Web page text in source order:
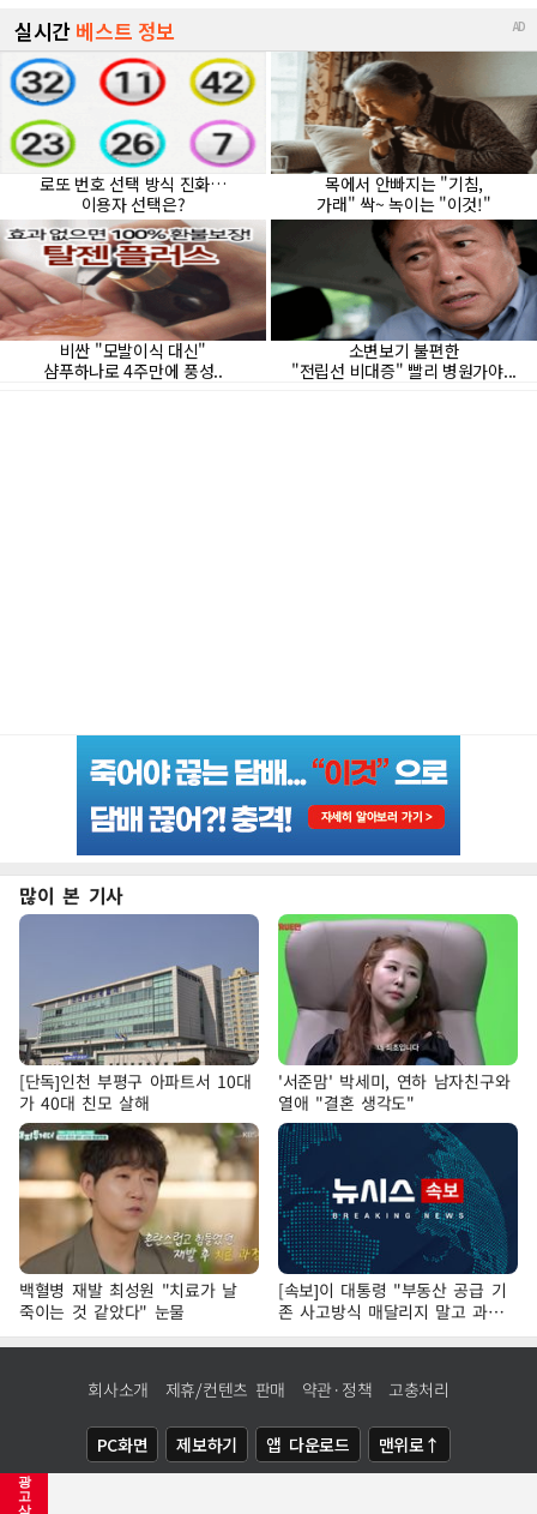
광
고
삭
많이 본 기사
[단독]인천 부평구 아파트서 10대
가 40대 친모 살해
'서준맘' 박세미, 연하 남자친구와
열애 "결혼 생각도"
백혈병 재발 최성원 "치료가 날
죽이는 것 같았다" 눈물
[속보]이 대통령 "부동산 공급 기
존 사고방식 매달리지 말고 과감
히 실천"
회사소개 제휴/컨텐츠 판매 약관·정책 고충처리
PC화면 제보하기 앱 다운로드 맨위로↑